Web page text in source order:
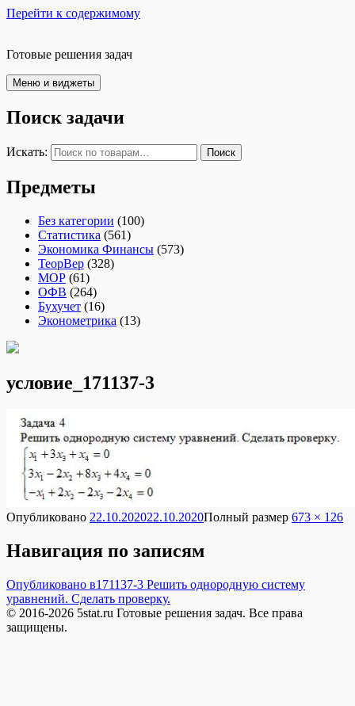
Перейти к содержимому
Готовые решения задач
Меню и виджеты
Поиск задачи
Искать: Поиск
Предметы
Без категории (100)
Статистика (561)
Экономика Финансы (573)
ТеорВер (328)
МОР (61)
ОФВ (264)
Бухучет (16)
Эконометрика (13)
условие_171137-3
Опубликовано 22.10.202022.10.2020Полный размер 673 × 126
Навигация по записям
Опубликовано в171137-3 Решить однородную систему
уравнений. Сделать проверку.
© 2016-2026 5stat.ru Готовые решения задач. Все права
защищены.